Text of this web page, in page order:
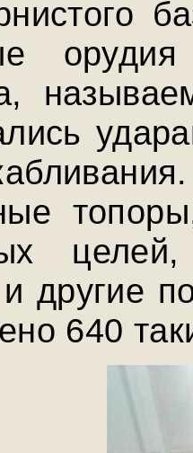
другие
640